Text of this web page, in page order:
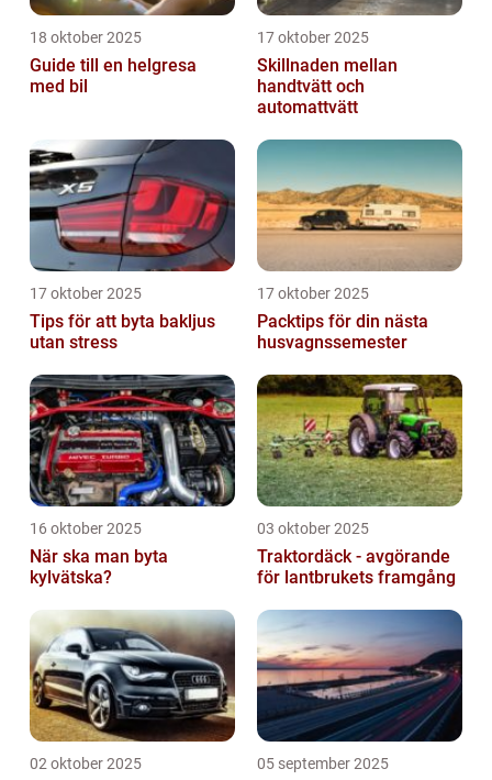
18 oktober 2025
Guide till en helgresa
med bil
17 oktober 2025
Skillnaden mellan
handtvätt och
automattvätt
17 oktober 2025
Tips för att byta bakljus
utan stress
17 oktober 2025
Packtips för din nästa
husvagnssemester
16 oktober 2025
När ska man byta
kylvätska?
03 oktober 2025
Traktordäck - avgörande
för lantbrukets framgång
02 oktober 2025 05 september 2025